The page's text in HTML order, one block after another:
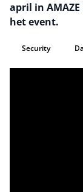
april in
het event.
Security